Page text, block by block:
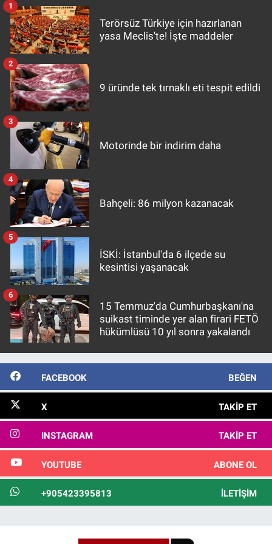
Terörsüz Türkiye için hazırlanan
yasa Meclis'te! İşte maddeler
1
9 üründe tek tırnaklı eti tespit edildi
2
Motorinde bir indirim daha
3
Bahçeli: 86 milyon kazanacak
4
İSKİ: İstanbul'da 6 ilçede su
kesintisi yaşanacak
5
15 Temmuz'da Cumhurbaşkanı'na
suikast timinde yer alan firari FETÖ
hükümlüsü 10 yıl sonra yakalandı
6
FACEBOOK BEĞEN
X TAKIP ET
INSTAGRAM TAKIP ET
YOUTUBE ABONE OL
+905423395813 İLETIŞIM